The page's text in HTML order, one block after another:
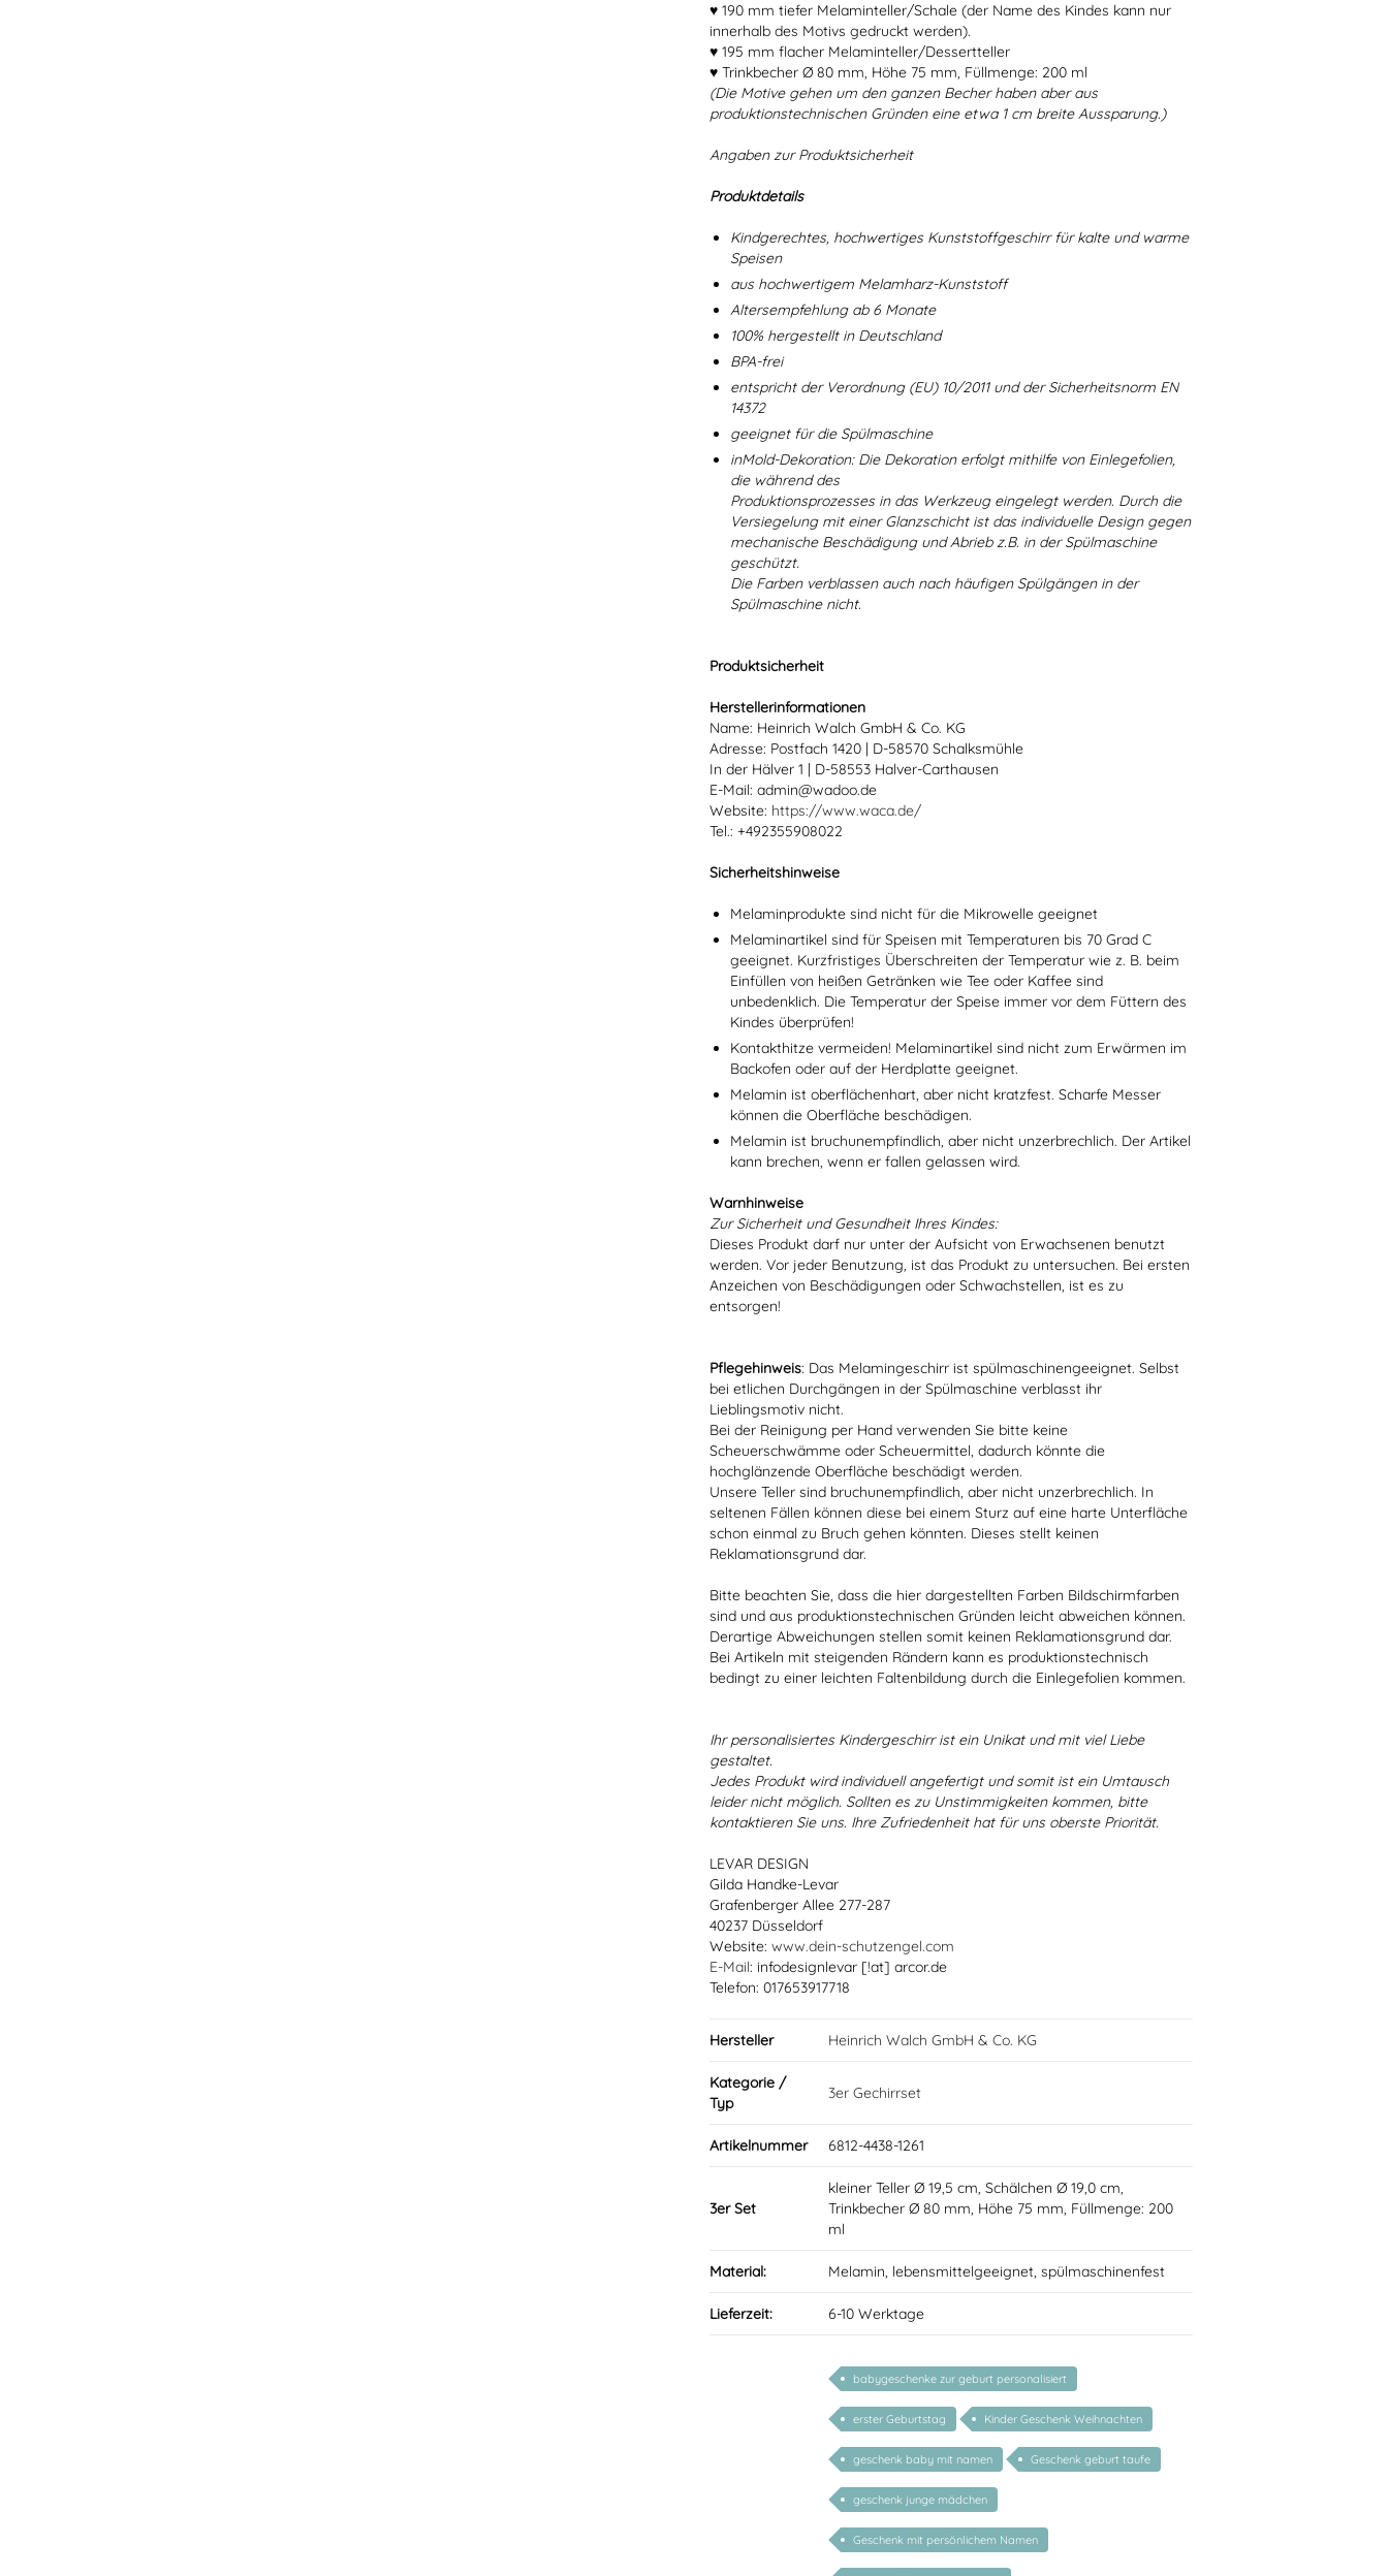
♥ 190 mm tiefer Melaminteller/Schale (der Name des Kindes kann nur
innerhalb des Motivs gedruckt werden).
♥ 195 mm flacher Melaminteller/Dessertteller
♥ Trinkbecher Ø 80 mm, Höhe 75 mm, Füllmenge: 200 ml
(Die Motive gehen um den ganzen Becher haben aber aus
produktionstechnischen Gründen eine etwa 1 cm breite Aussparung.)
Angaben zur Produktsicherheit
Produktdetails
Kindgerechtes, hochwertiges Kunststoffgeschirr für kalte und warme
Speisen
aus hochwertigem Melamharz-Kunststoff
Altersempfehlung ab 6 Monate
100% hergestellt in Deutschland
BPA-frei
entspricht der Verordnung (EU) 10/2011 und der Sicherheitsnorm EN
14372
geeignet für die Spülmaschine
inMold-Dekoration: Die Dekoration erfolgt mithilfe von Einlegefolien,
die während des
Produktionsprozesses in das Werkzeug eingelegt werden. Durch die
Versiegelung mit einer Glanzschicht ist das individuelle Design gegen
mechanische Beschädigung und Abrieb z.B. in der Spülmaschine
geschützt.
Die Farben verblassen auch nach häufigen Spülgängen in der
Spülmaschine nicht.
Produktsicherheit
Herstellerinformationen
Name: Heinrich Walch GmbH & Co. KG
Adresse: Postfach 1420 | D-58570 Schalksmühle
In der Hälver 1 | D-58553 Halver-Carthausen
E-Mail: admin@wadoo.de
Website: https://www.waca.de/
Tel.: +492355908022
Sicherheitshinweise
Melaminprodukte sind nicht für die Mikrowelle geeignet
Melaminartikel sind für Speisen mit Temperaturen bis 70 Grad C
geeignet. Kurzfristiges Überschreiten der Temperatur wie z. B. beim
Einfüllen von heißen Getränken wie Tee oder Kaffee sind
unbedenklich. Die Temperatur der Speise immer vor dem Füttern des
Kindes überprüfen!
Kontakthitze vermeiden! Melaminartikel sind nicht zum Erwärmen im
Backofen oder auf der Herdplatte geeignet.
Melamin ist oberflächenhart, aber nicht kratzfest. Scharfe Messer
können die Oberfläche beschädigen.
Melamin ist bruchunempfindlich, aber nicht unzerbrechlich. Der Artikel
kann brechen, wenn er fallen gelassen wird.
Warnhinweise
Zur Sicherheit und Gesundheit Ihres Kindes:
Dieses Produkt darf nur unter der Aufsicht von Erwachsenen benutzt
werden. Vor jeder Benutzung, ist das Produkt zu untersuchen. Bei ersten
Anzeichen von Beschädigungen oder Schwachstellen, ist es zu
entsorgen!
Pflegehinweis: Das Melamingeschirr ist spülmaschinengeeignet. Selbst
bei etlichen Durchgängen in der Spülmaschine verblasst ihr
Lieblingsmotiv nicht.
Bei der Reinigung per Hand verwenden Sie bitte keine
Scheuerschwämme oder Scheuermittel, dadurch könnte die
hochglänzende Oberfläche beschädigt werden.
Unsere Teller sind bruchunempfindlich, aber nicht unzerbrechlich. In
seltenen Fällen können diese bei einem Sturz auf eine harte Unterfläche
schon einmal zu Bruch gehen könnten. Dieses stellt keinen
Reklamationsgrund dar.
Bitte beachten Sie, dass die hier dargestellten Farben Bildschirmfarben
sind und aus produktionstechnischen Gründen leicht abweichen können.
Derartige Abweichungen stellen somit keinen Reklamationsgrund dar.
Bei Artikeln mit steigenden Rändern kann es produktionstechnisch
bedingt zu einer leichten Faltenbildung durch die Einlegefolien kommen.
Ihr personalisiertes Kindergeschirr ist ein Unikat und mit viel Liebe
gestaltet.
Jedes Produkt wird individuell angefertigt und somit ist ein Umtausch
leider nicht möglich. Sollten es zu Unstimmigkeiten kommen, bitte
kontaktieren Sie uns. Ihre Zufriedenheit hat für uns oberste Priorität.
LEVAR DESIGN
Gilda Handke-Levar
Grafenberger Allee 277-287
40237 Düsseldorf
Website: www.dein-schutzengel.com
E-Mail: infodesignlevar [!at] arcor.de
Telefon: 017653917718
Hersteller Heinrich Walch GmbH & Co. KG
Kategorie /
Typ
3er Gechirrset
Artikelnummer 6812-4438-1261
3er Set
kleiner Teller Ø 19,5 cm, Schälchen Ø 19,0 cm,
Trinkbecher Ø 80 mm, Höhe 75 mm, Füllmenge: 200
ml
Material: Melamin, lebensmittelgeeignet, spülmaschinenfest
Lieferzeit: 6-10 Werktage
babygeschenke zur geburt personalisiert
erster Geburtstag Kinder Geschenk Weihnachten
geschenk baby mit namen Geschenk geburt taufe
geschenk junge mädchen
Geschenk mit persönlichem Namen